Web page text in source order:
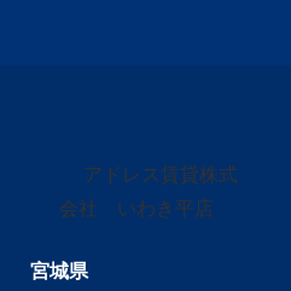
アドレス賃貸株式
会社 いわき平店
宮城県